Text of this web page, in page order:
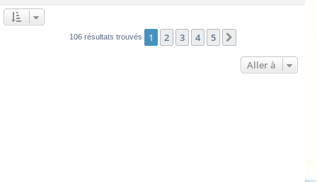
106 résultats trouvés 1 2 3 4 5
Aller à